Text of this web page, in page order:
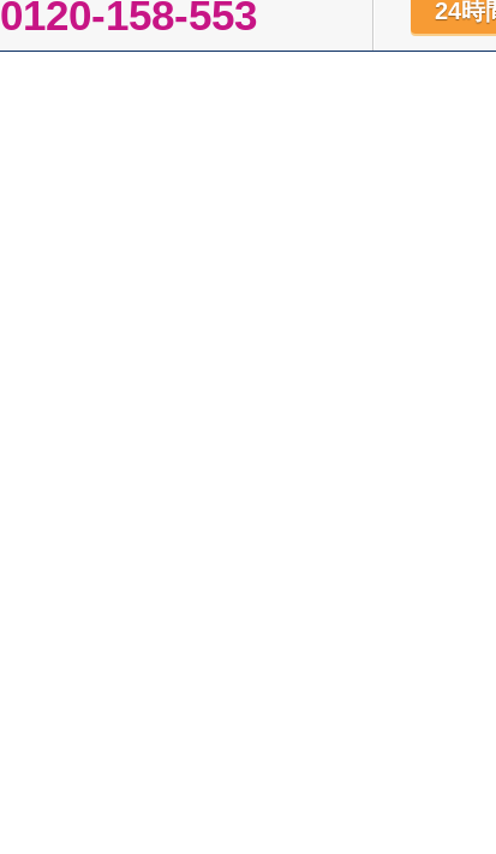
0120-158-553 24時